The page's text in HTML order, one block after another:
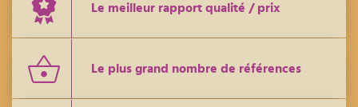
Le meilleur rapport qualité / prix
Le plus grand nombre de références